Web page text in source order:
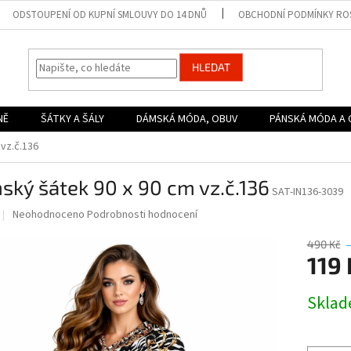
ODSTOUPENÍ OD KUPNÍ SMLOUVY DO 14 DNŮ OBCHODNÍ PODMÍNKY
HLEDAT
ŠÁTKY A ŠÁLY DÁMSKÁ MÓDA, OBUV PÁNSKÁ MÓDA A
šátek 90 x 90 cm vz.č.136 SAT-IN136-3039
Průměrné
hvězdiček.
Neohodnoceno Podrobnosti hodnocení
490 Kč
119
cena: